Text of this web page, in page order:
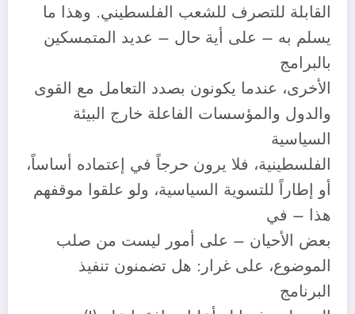
القابلة للتصرف للشعب الفلسطيني. وهذا ما
يسلم به – على أية حال – عديد المتمسكين
بالبرامج
الأخرى، عندما يكونون بصدد التعامل مع القوى
والدول والمؤسسات الفاعلة خارج البيئة
السياسية
الفلسطينية، فلا يرون حرجاً في إعتماده أساساً،
أو إطاراً للتسوية السياسية، ولو علقوا موقفهم
هذا – في
بعض الأحيان – على أمور ليست من صلب
الموضوع، على غرار: هل تضمنون تنفيذ
البرنامج